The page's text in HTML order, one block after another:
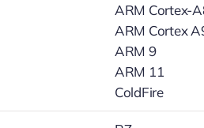
ARM Cortex-
ARM Cortex
ARM 9
ARM 11
ColdFire